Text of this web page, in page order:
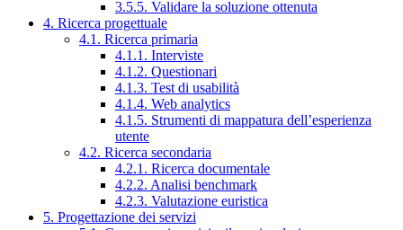
3.5.5. Validare la soluzione ottenuta
4. Ricerca progettuale
4.1. Ricerca primaria
4.1.1. Interviste
4.1.2. Questionari
4.1.3. Test di usabilità
4.1.4. Web analytics
4.1.5. Strumenti di mappatura dell’esperienza
utente
4.2. Ricerca secondaria
4.2.1. Ricerca documentale
4.2.2. Analisi benchmark
4.2.3. Valutazione euristica
5. Progettazione dei servizi